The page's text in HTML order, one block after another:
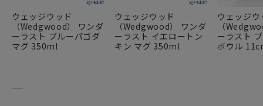
ウェッジウッド
（Wedgwood） ワンダ
ーラスト ブルーパゴダ
マグ 350ml
ウェッジウッド
（Wedgwood） ワンダ
ーラスト イエロートン
キン マグ 350ml
ウェッジウ
（
ーラスト
ボウル